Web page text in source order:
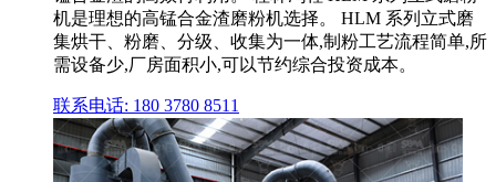
机是理想的高锰合金渣磨粉机选择。 HLM 系列立式磨
集烘干、粉磨、分级、收集为一体,制粉工艺流程简单,所
需设备少,厂房面积小,可以节约综合投资成本。
联系电话: 180 3780 8511